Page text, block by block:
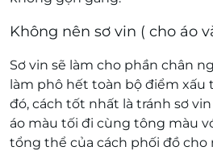
Không nên sơ vin ( cho áo
Sơ vin sẽ làm cho phần chân
làm phô hết toàn bộ điểm xấu
đó, cách tốt nhất là tránh sơ
áo màu tối đi cùng tông màu
tổng thể của cách phối đồ cho